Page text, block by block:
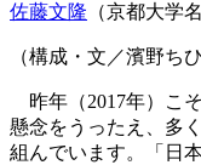
佐藤文隆 （京都大学
（構成・文／濱野ちひ
昨年（2017年）こ
懸念をうったえ、多
組んでいます。「日